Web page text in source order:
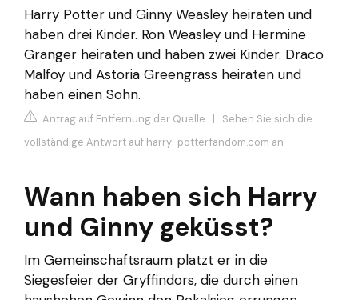
Harry Potter und Ginny Weasley heiraten und
haben drei Kinder. Ron Weasley und Hermine
Granger heiraten und haben zwei Kinder. Draco
Malfoy und Astoria Greengrass heiraten und
haben einen Sohn.
Antrag auf Entfernung der Quelle | Sehen Sie sich die
vollständige Antwort auf harry-potter.fandom.com an
Wann haben sich Harry
und Ginny geküsst?
Im Gemeinschaftsraum platzt er in die
Siegesfeier der Gryffindors, die durch einen